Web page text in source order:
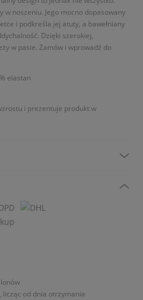
w noszeniu. Jego mocno dopasowany
i podkreśla jej atuty, a bawełniany
Dzięki szerokiej,
w pasie. Zamów i wprowadź do
elastan
i prezentuje produkt w
licząc od dnia otrzymania